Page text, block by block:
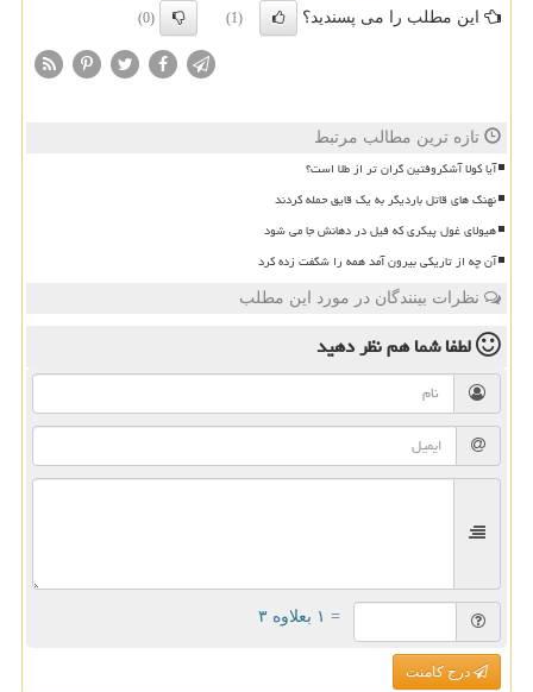
این مطلب را می پسندید؟ (1)
(0)
تازه ترین مطالب مرتبط
آیا کولا آشکروفتین گران تر از طلا است؟
نهنگ های قاتل باردیگر به یک قایق حمله کردند
هیولای غول پیکری که فیل در دهانش جا می شود
آن چه از تاریکی بیرون آمد همه را شگفت زده کرد
نظرات بینندگان در مورد این مطلب
لطفا شما همنظر دهید
= ۱ بعلاوه ۳
درج کامنت